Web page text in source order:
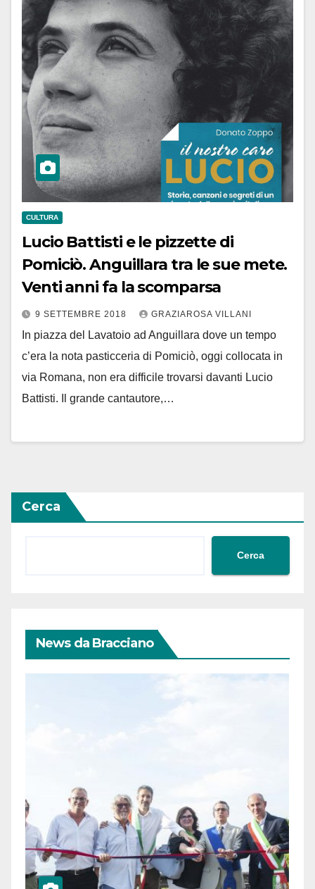
CULTURA
Lucio Battisti e le pizzette di
Pomiciò. Anguillara tra le sue mete.
Venti anni fa la scomparsa
9 SETTEMBRE 2018 GRAZIAROSA VILLANI
In piazza del Lavatoio ad Anguillara dove un tempo
c’era la nota pasticceria di Pomiciò, oggi collocata in
via Romana, non era difficile trovarsi davanti Lucio
Battisti. Il grande cantautore,…
Cerca
Cerca
News da Bracciano